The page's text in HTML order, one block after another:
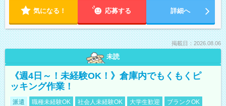
気になる！ 応募する 詳細へ
掲載日：2026.08.06
未読
《週4日～！未経験OK！》倉庫内でもくもくピ
ッキング作業！
派遣 職種未経験OK 社会人未経験OK 大学生歓迎
ブランクOK